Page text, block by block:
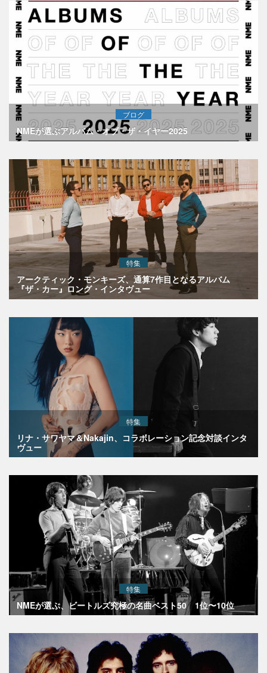
ブログ
NMEが選ぶアルバム・オブ・ザ・イヤー2025
特集
アークティック・モンキーズ、通算7作目となるアルバム
『ザ・カー』ロング・インタヴュー
特集
リナ・サワヤマ＆Nakajin、コラボレーション記念対談インタ
ヴュー
特集
NMEが選ぶ、ビートルズ究極の名曲ベスト50 1位〜10位